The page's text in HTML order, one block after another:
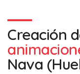
Creación
Nava